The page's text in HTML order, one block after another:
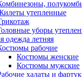
утепленные
уборы
одежда летняя
рабочие
Костюмы женские
Костюмы мужские
халаты и